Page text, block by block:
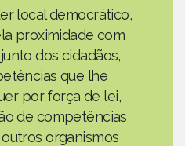
local democrático,
proximidade com
dos cidadãos,
que lhe
por força de lei,
de competências
organismos